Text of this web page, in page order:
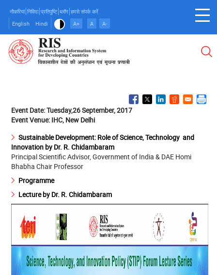
main
content
नौकरियां निविदा प्रतिपुष्टि ब्लॉग हमसे संपर्क करें
English
Hindi A+ A A-
Event Date: Tuesday,26 September, 2017
Event Venue: IHC, New Delhi
Sustainable Development: Role of Science, Technology and
Innovation by Dr. R. Chidambaram
Principal Scientific Advisor, Government of India & DAE Homi
Bhabha Chair Professor
Programme
Lecture by Dr. R. Chidambaram